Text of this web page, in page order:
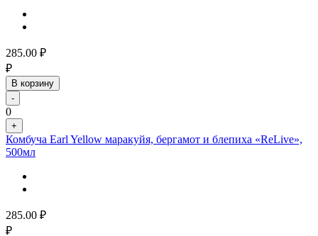
285.00 ₽
₽
В корзину
-
0
+
Комбуча Earl Yellow маракуйя, бергамот и блепиха «ReLive»,
500мл
285.00 ₽
₽